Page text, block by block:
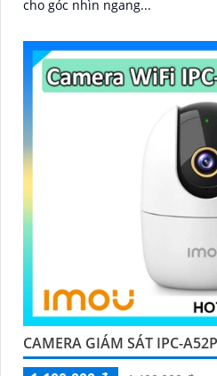
cho góc nhìn ngang...
CAMERA GIÁM SÁT IPC-